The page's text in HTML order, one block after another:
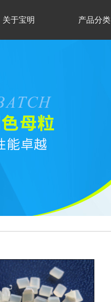
关于宝明 产品分类